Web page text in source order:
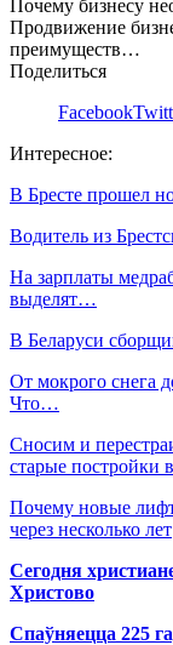
Почему бизнесу
Продвижение
преимуществ…
Поделиться
Facebook
Интересное:
В Бресте прошел
Водитель из
На зарплаты
выделят…
В Беларуси
От мокрого снега
Что…
Сносим и
старые постройки
Почему новые
через несколько лет
Сегодня
Христово
Спаўняецца 225